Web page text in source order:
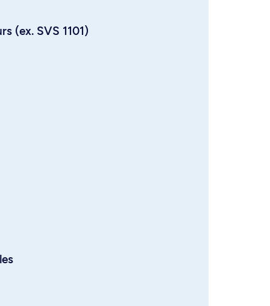
(ex. SVS 1101)